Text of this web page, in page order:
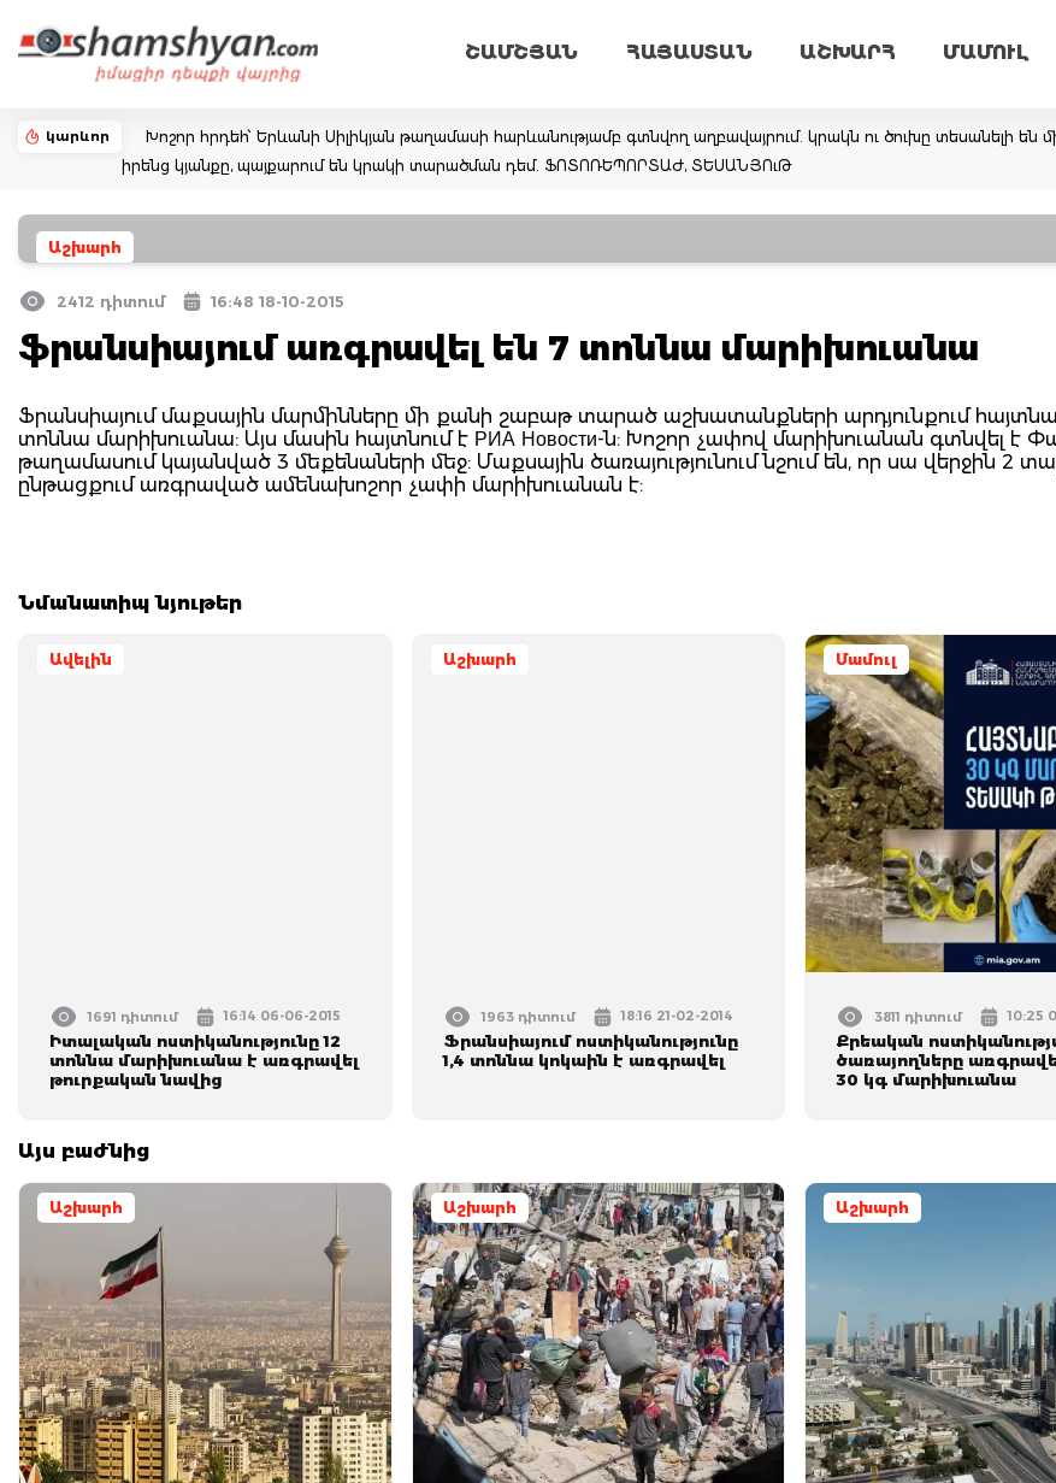
ՇԱՄՇՅԱՆ ՀԱՅԱՍՏԱՆ ԱՇԽԱՐՀ ՄԱՄՈՒԼ
կարևոր
Խոշոր հրդեհ՝ Երևանի Սիլիկյան թաղամասի հարևանությամբ գտնվող աղբավայրում. կրակն ու ծուխը տեսանելի են
իրենց կյանքը, պայքարում են կրակի տարածման դեմ. ՖՈՏՈՌԵՊՈՐՏԱԺ, ՏԵՍԱՆՅՈւԹ
Աշխարհ
2412 դիտում 16:48 18-10-2015
ֆրանսիայում առգրավել են 7 տոննա մարիխուանա
Ֆրանսիայում մաքսային մարմինները մի քանի շաբաթ տարած աշխատանքների արդյունքում
տոննա մարիխուանա: Այս մասին հայտնում է РИА Новости-ն: Խոշոր չափով մարիխուանան գտնվել է
թաղամասում կայանված 3 մեքենաների մեջ: Մաքսային ծառայությունում նշում են, որ սա վերջին 2
ընթացքում առգրաված ամենախոշոր չափի մարիխուանան է:
Նմանատիպ նյութեր
Ավելին
1691 դիտում 16:14 06-06-2015
Իտալական ոստիկանությունը 12
տոննա մարիխուանա է առգրավել
թուրքական նավից
Աշխարհ
1963 դիտում 18:16 21-02-2014
Ֆրանսիայում ոստիկանությունը
1,4 տոննա կոկաին է առգրավել
Մամուլ
3811 դիտում 10:25
Քրեական
ծառայողները
30 կգ մարիխուանա
Այս բաժնից
Աշխարհ Աշխարհ Աշխարհ